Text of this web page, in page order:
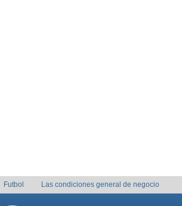
Futbol Las condiciones general de negocio